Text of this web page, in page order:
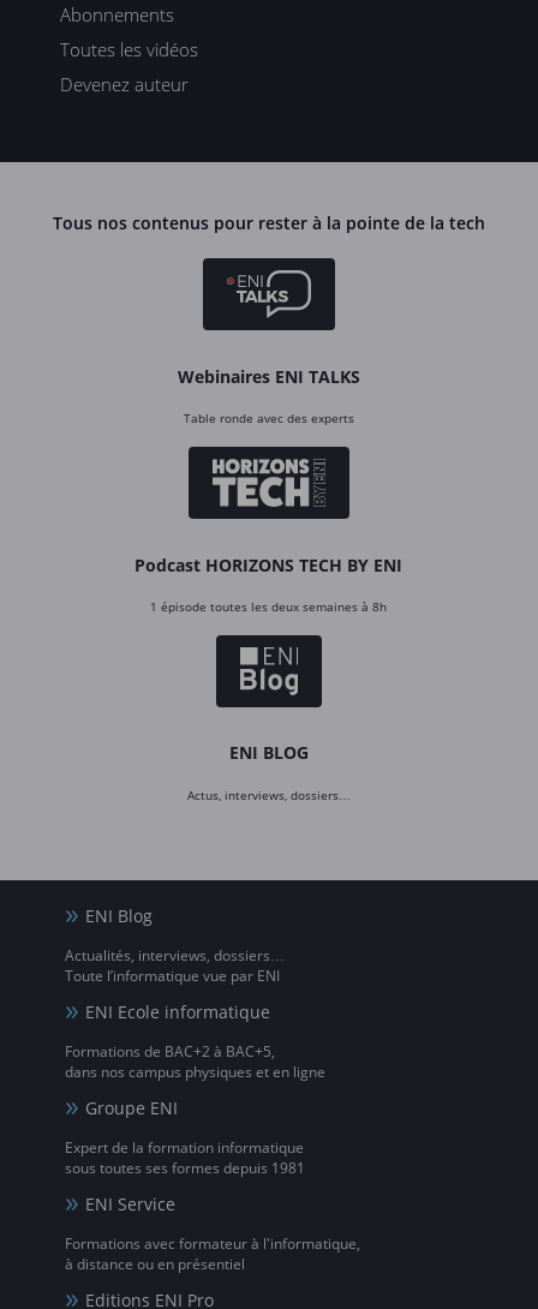
Abonnements
Toutes les vidéos
Devenez auteur
Tous nos contenus pour rester à la pointe de la tech
Webinaires ENI TALKS
Table ronde avec des experts
Podcast HORIZONS TECH BY ENI
1 épisode toutes les deux semaines à 8h
ENI BLOG
Actus, interviews, dossiers…
ENI Blog
Actualités, interviews, dossiers…
Toute l’informatique vue par ENI
ENI Ecole informatique
Formations de BAC+2 à BAC+5,
dans nos campus physiques et en ligne
Groupe ENI
Expert de la formation informatique
sous toutes ses formes depuis 1981
ENI Service
Formations avec formateur à l'informatique,
à distance ou en présentiel
Editions ENI Pro